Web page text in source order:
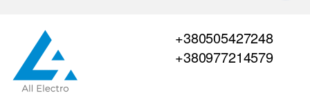
+380505427248
+380977214579